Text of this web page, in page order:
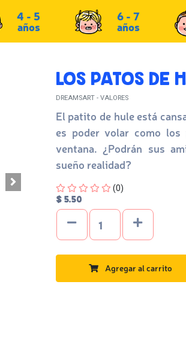
4 - 5
años
6 - 7
años
LOS PATOS DE
DREAMSART - VALORES
El patito de hule está
es poder volar como
ventana. ¿Podrán sus
sueño realidad?
Four out of Five Stars
(0)
$ 5.50
Agregar al carrito